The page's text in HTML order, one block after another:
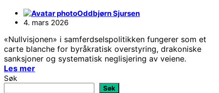
Oddbjørn Sjursen
4. mars 2026
«Nullvisjonen» i samferdselspolitikken fungerer som et
carte blanche for byråkratisk overstyring, drakoniske
sanksjoner og systematisk neglisjering av veiene.
Les mer
Søk
Søk